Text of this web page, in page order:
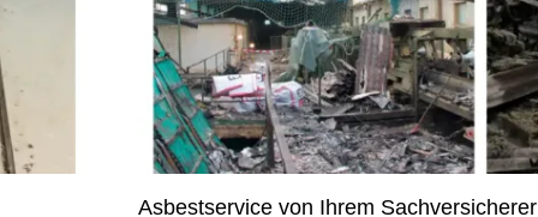
Asbestservice von Ihrem Sachversicherer